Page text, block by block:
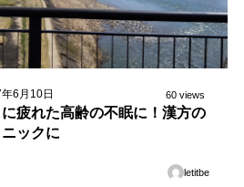
6月10日 60 views
疲れた高齢の不眠に！漢方の
ックに
letitbe